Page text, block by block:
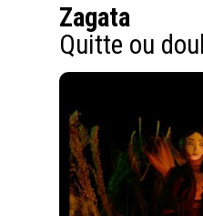
Zagata
Quitte ou